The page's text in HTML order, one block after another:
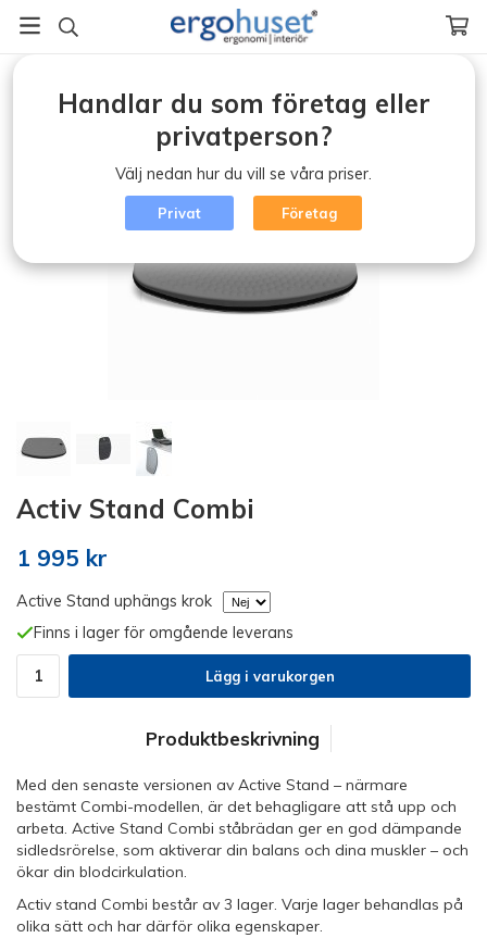
Balansbräda/Balansprodukter / Activ Stand Combi
Activ Stand Combi
1 995 kr
Active Stand uphängs krok
Finns i lager för omgående leverans
Lägg i varukorgen
Produktbeskrivning
Med den senaste versionen av Active Stand – närmare
bestämt Combi-modellen, är det behagligare att stå upp och
arbeta. Active Stand Combi ståbrädan ger en god dämpande
sidledsrörelse, som aktiverar din balans och dina muskler – och
ökar din blodcirkulation.
Activ stand Combi består av 3 lager. Varje lager behandlas på
olika sätt och har därför olika egenskaper.
Handlar du som företag eller
privatperson?
Välj nedan hur du vill se våra priser.
Privat Företag